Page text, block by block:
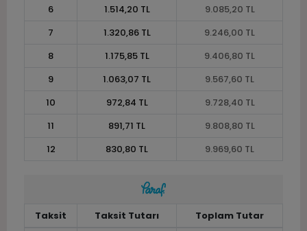
6 1.514,20 TL
9.085,20 TL
7
1.320,86 TL
9.246,00 TL
8
1.175,85 TL
9.406,80 TL
9
1.063,07 TL
9.567,60 TL
10
972,84 TL
9.728,40 TL
11
891,71 TL
9.808,80 TL
12
830,80 TL 9.969,60 TL
Taksit Taksit Tutarı
Toplam Tutar